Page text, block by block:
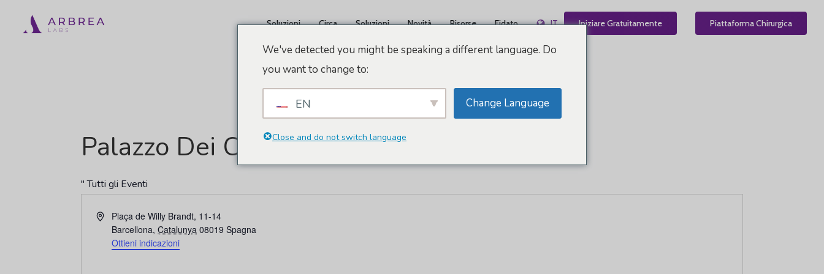
Soluzioni Circa Soluzioni Novità Risorse Fidato IT Iniziare Gratuitamente Piattaforma Chirurgica
Palazzo Dei Congressi Di Catalogna
" Tutti gli Eventi
IndirizzoPlaça de Willy Brandt, 11-14
Barcellona, Catalunya 08019 Spagna
Ottieni indicazioni
We've detected you might be speaking a different language. Do
you want to change to:
EN Change Language
Close and do not switch language